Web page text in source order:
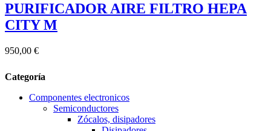
PURIFICADOR AIRE FILTRO HEPA
CITY M
950,00 €
Categoría
Componentes electronicos
Semiconductores
Zócalos, disipadores